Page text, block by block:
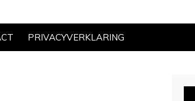
PRIVACYVERKLARING